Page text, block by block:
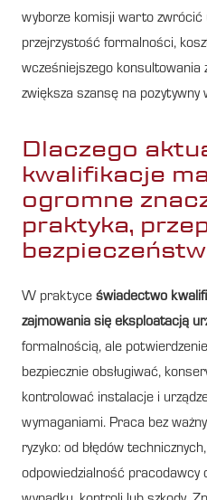
wyborze komisji warto zwrócić
przejrzystość formalności,
wcześniejszego konsultowania
zwiększa szansę na pozytywny
Dlaczego
kwalifikacje
ogromne
praktyka,
W praktyce świadectwo
zajmowania się eksploatacją
formalnością, ale
bezpiecznie obsługiwać,
kontrolować instalacje i
wymaganiami. Praca bez
ryzyko: od błędów
odpowiedzialność pracodawcy